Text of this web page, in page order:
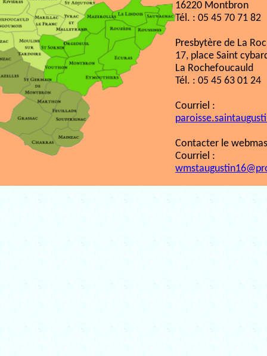
16220 Montbron
Tél. : 05 45 70 71 82
Presbytère de La
17, place Saint
La Rochefoucauld
Tél. : 05 45 63 01 24
Courriel :
Contacter le
Courriel :